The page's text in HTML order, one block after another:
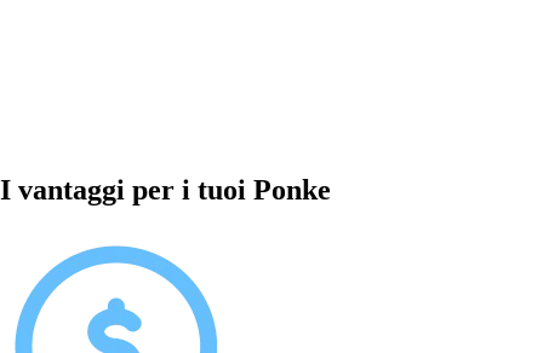
I vantaggi per i tuoi Ponke